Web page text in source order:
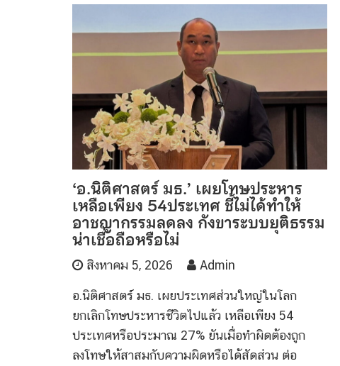
‘อ.นิติศาสตร์ มธ.’ เผยโทษประหาร
เหลือเพียง 54ประเทศ ชี้ไม่ได้ทำให้
อาชญากรรมลดลง กังขาระบบยุติธรรม
น่าเชื่อถือหรือไม่
สิงหาคม 5, 2026 Admin
อ.นิติศาสตร์ มธ. เผยประเทศส่วนใหญ่ในโลก
ยกเลิกโทษประหารชีวิตไปแล้ว เหลือเพียง 54
ประเทศหรือประมาณ 27% ยันเมื่อทำผิดต้องถูก
ลงโทษให้สาสมกับความผิดหรือได้สัดส่วน ต่อ